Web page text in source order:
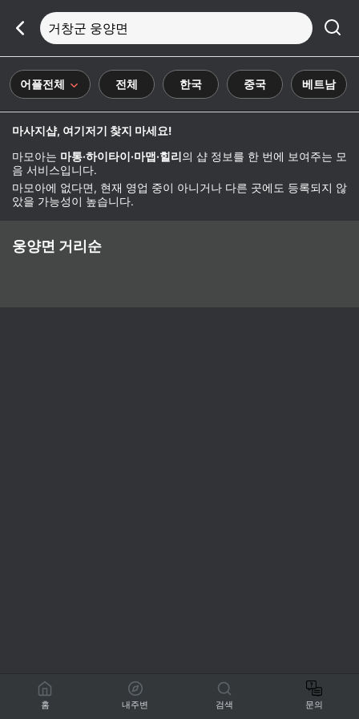
거창군 웅양면
어플전체 전체 한국 중국 베트남
마사지샵, 여기저기 찾지 마세요!
마모아는 마통·하이타이·마맵·힐리 의 샵 정보를 한 번에 보여주는 모
음 서비스입니다.
마모아에 없다면, 현재 영업 중이 아니거나 다른 곳에도 등록되지 않
았을 가능성이 높습니다.
웅양면 거리순
홈 내주변 검색 문의